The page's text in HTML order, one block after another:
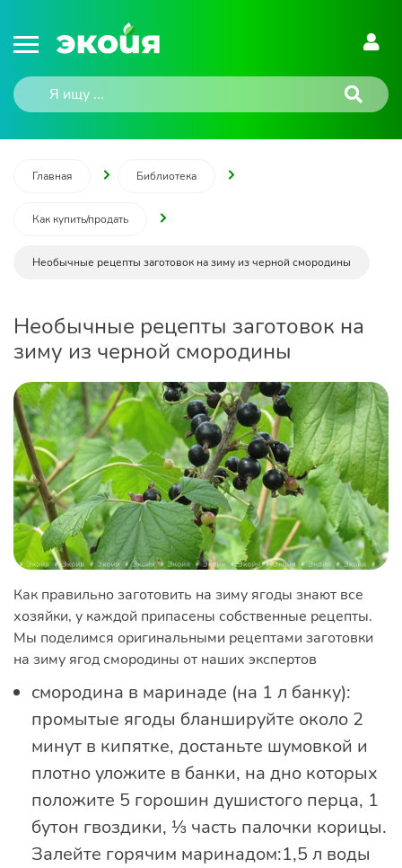
Главная Библиотека
Как купить/продать
Необычные рецепты заготовок на зиму из черной смородины
Необычные рецепты заготовок на
зиму из черной смородины
Как правильно заготовить на зиму ягоды знают все
хозяйки, у каждой припасены собственные рецепты.
Мы поделимся оригинальными рецептами заготовки
на зиму ягод смородины от наших экспертов
смородина в маринаде (на 1 л банку):
промытые ягоды бланшируйте около 2
минут в кипятке, достаньте шумовкой и
плотно уложите в банки, на дно которых
положите 5 горошин душистого перца, 1
бутон гвоздики, ⅓ часть палочки корицы.
Залейте горячим маринадом:1,5 л воды